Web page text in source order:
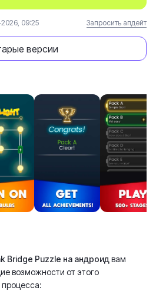
версии
09:25 Запросить апдейт
Bridge Puzzle на андроидвам
возможности от этого
процесса: